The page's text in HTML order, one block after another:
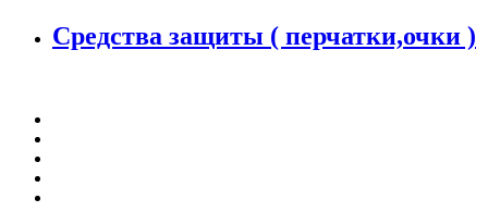
Средства защиты ( перчатки,очки )